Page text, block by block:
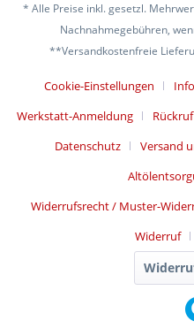
* Alle Preise inkl. gesetzl.
Nachnahmegebühren,
**Versandkostenfreie
Cookie-Einstellungen
Werkstatt-Anmeldung
Datenschutz
Versand
Widerrufsrecht / Muster-
Widerruf